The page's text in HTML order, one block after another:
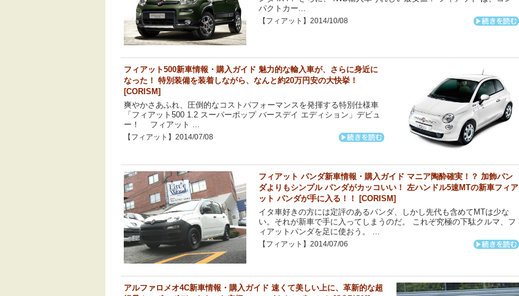
パクトカー...
【フィアット】2014/10/08
フィアット500新車情報・購入ガイド 魅力的な輸入車が、さらに身近に
なった！ 特別装備を装着しながら、なんと約20万円安の大快挙！
[CORISM]
爽やかさあふれ、圧倒的なコストパフォーマンスを発揮する特別仕様車
「フィアット500 1.2 スーパーポップ バースデイ エディション」デビュ
ー！ フィアット ...
【フィアット】2014/07/08
フィアット パンダ新車情報・購入ガイド マニア陶酔確実！？ 加飾パン
ダよりもシンプル パンダがカッコいい！ 左ハンドル5速MTの新車フィア
ット パンダが手に入る！！ [CORISM]
イタ車好きの方には定評のあるパンダ、しかし先代も含めてMTは少な
い。それが新車で手に入ってしまうのだ。 これぞ究極の下駄クルマ、フ
ィアットパンダを足に使おう。 ...
【フィアット】2014/07/06
アルファロメオ4C新車情報・購入ガイド 速くて美しい上に、革新的な超